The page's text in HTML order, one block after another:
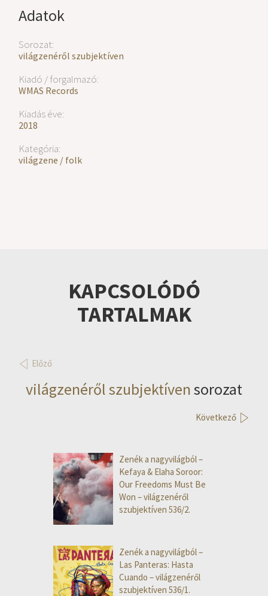
Adatok
Sorozat:
világzenéről szubjektíven
Kiadó / forgalmazó:
WMAS Records
Kiadás éve:
2018
Kategória:
világzene / folk
KAPCSOLÓDÓ
TARTALMAK
Előző
világzenéről szubjektívensorozat
Következő
Zenék a nagyvilágból –
Kefaya & Elaha Soroor:
Our Freedoms Must Be
Won – világzenéről
szubjektíven 536/2.
Zenék a nagyvilágból –
Las Panteras: Hasta
Cuando – világzenéről
szubjektíven 536/1.